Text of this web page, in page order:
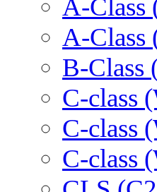
A-Class
A-Class
B-Class
C-class
C-class
C-class